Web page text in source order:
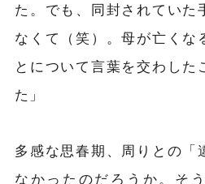
た。でも、同封されていた
なくて（笑）。母が亡くな
とについて言葉を交わした
た」
多感な思春期、周りとの「
なかったのだろうか。そ